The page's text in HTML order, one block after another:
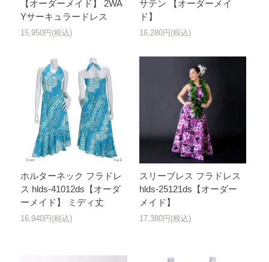
【オーダーメイド】 2WA
Yサーキュラードレス
15,950円(税込)
サテン 【オーダーメイ
ド】
16,280円(税込)
ホルターネック フラドレ
ス hlds-41012ds【オーダ
ーメイド】 ミディ丈
16,940円(税込)
スリーブレス フラドレス
hlds-25121ds【オーダー
メイド】
17,380円(税込)